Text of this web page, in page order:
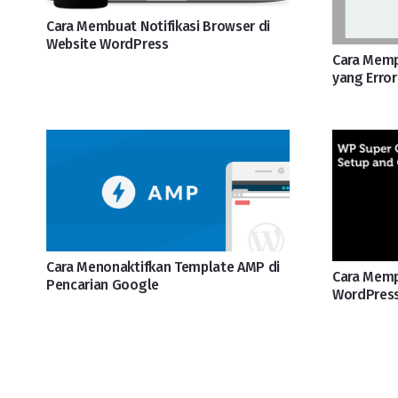
Cara Membuat Notifikasi Browser di
Website WordPress
Cara
yang
Cara Menonaktifkan Template AMP di
Pencarian Google
Cara